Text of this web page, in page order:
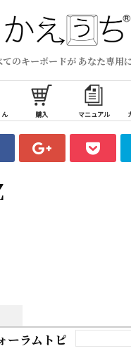
てのキーボードが あなた専用
ん 購入 マニュアル
ーラムトピ